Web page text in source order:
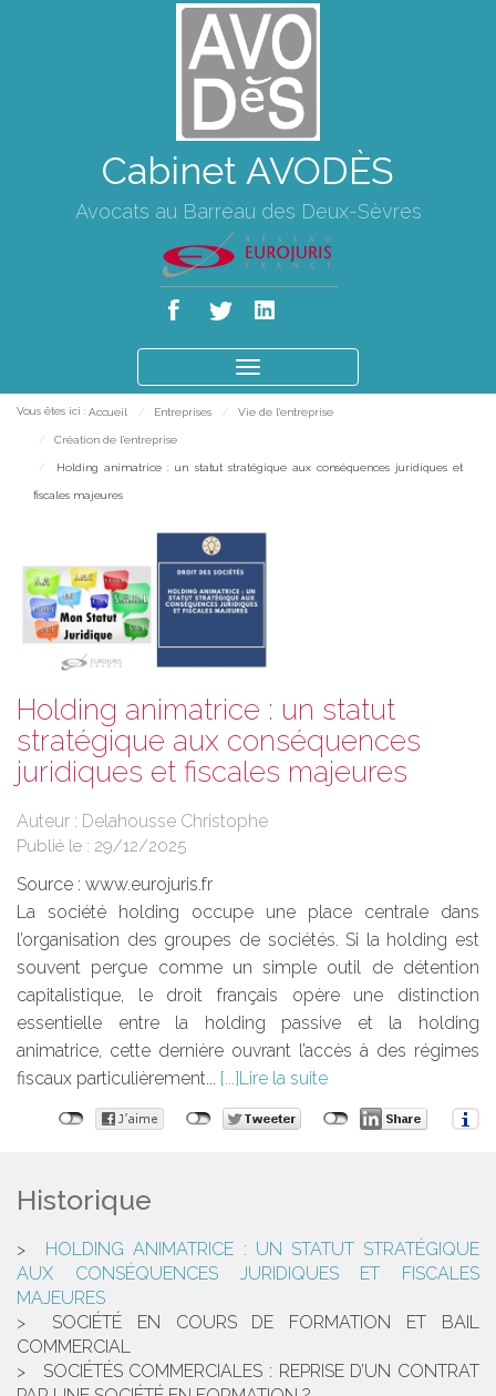
Cabinet AVODÈS
Avocats au Barreau des Deux-Sèvres
le
Vous êtes ici : Accueil Entreprises Vie de l'entreprise
Création de l'entreprise
Holding animatrice : un statut stratégique aux conséquences juridiques et
fiscales majeures
Holding animatrice : un statut
stratégique aux conséquences
juridiques et fiscales majeures
Auteur : Delahousse Christophe
Publié le : 29/12/2025
Source : www.eurojuris.fr
La société holding occupe une place centrale dans
l’organisation des groupes de sociétés. Si la holding est
souvent perçue comme un simple outil de détention
capitalistique, le droit français opère une distinction
essentielle entre la holding passive et la holding
animatrice, cette dernière ouvrant l’accès à des régimes
fiscaux particulièrement...
Lire la suite
Historique
HOLDING ANIMATRICE : UN STATUT STRATÉGIQUE
AUX CONSÉQUENCES JURIDIQUES ET FISCALES
MAJEURES
SOCIÉTÉ EN COURS DE FORMATION ET BAIL
COMMERCIAL
SOCIÉTÉS COMMERCIALES : REPRISE D’UN CONTRAT